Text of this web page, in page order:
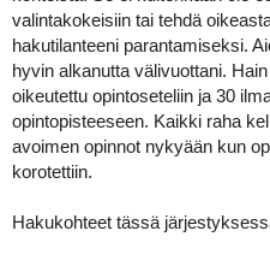
t
a
a
ä
valintakokeisiin tai tehdä
hakutilanteeni parantamiseksi.
hyvin alkanutta välivuottani.
oikeutettu opintoseteliin ja 30
opintopisteeseen. Kaikki raha
avoimen opinnot nykyään kun
korotettiin.
Hakukohteet tässä